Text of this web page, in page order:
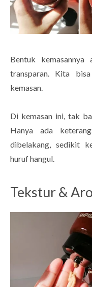
Bentuk kemasannya
transparan. Kita
kemasan.
Di kemasan ini, tak
Hanya ada
dibelakang, sedikit
huruf hangul.
Tekstur &